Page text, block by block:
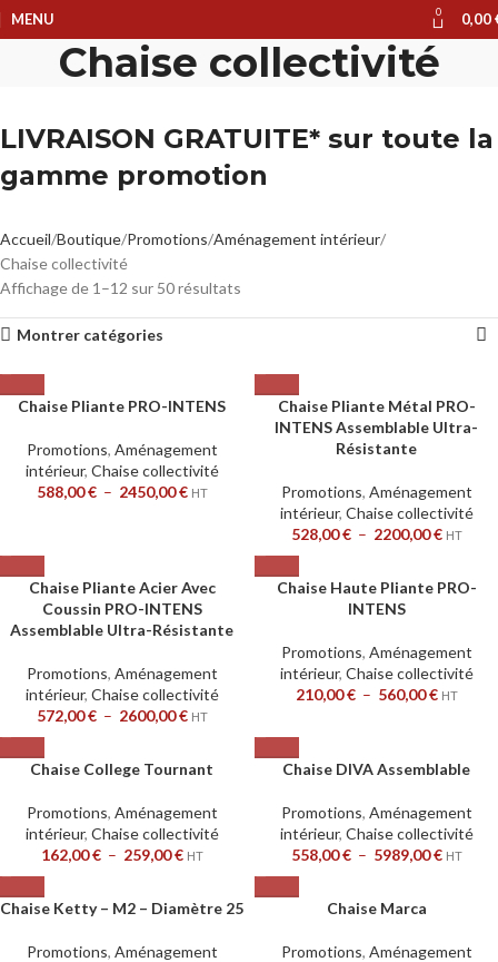
MENU 0 0,00
Chaise collectivité
LIVRAISON GRATUITE* sur toute la
gamme promotion
Accueil Boutique Promotions Aménagement intérieur
Chaise collectivité
Affichage de 1–12 sur 50 résultats
Montrer catégories
Chaise Pliante PRO-INTENS
Promotions, Aménagement
intérieur, Chaise collectivité
588,00€ – 2450,00€ HT
Chaise Pliante Métal PRO-
INTENS Assemblable Ultra-
Résistante
Promotions, Aménagement
intérieur, Chaise collectivité
528,00€ – 2200,00€ HT
Chaise Pliante Acier Avec
Coussin PRO-INTENS
Assemblable Ultra-Résistante
Promotions, Aménagement
intérieur, Chaise collectivité
572,00€ – 2600,00€ HT
Chaise Haute Pliante PRO-
INTENS
Promotions, Aménagement
intérieur, Chaise collectivité
210,00€ – 560,00€ HT
Chaise College Tournant
Promotions, Aménagement
intérieur, Chaise collectivité
162,00€ – 259,00€ HT
Chaise DIVA Assemblable
Promotions, Aménagement
intérieur, Chaise collectivité
558,00€ – 5989,00€ HT
Chaise Ketty – M2 – Diamètre 25
Promotions, Aménagement
Chaise Marca
Promotions, Aménagement